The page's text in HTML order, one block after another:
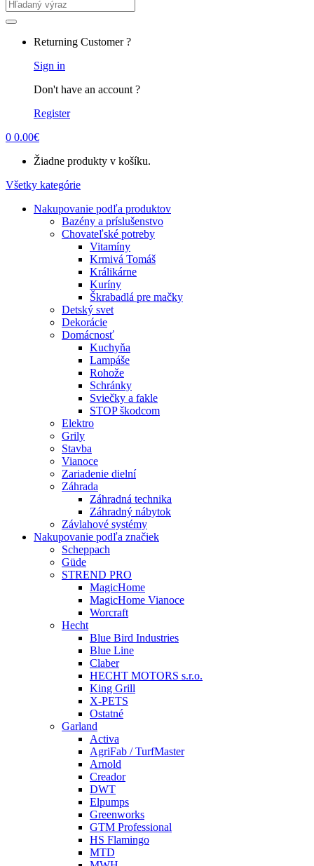
Returning Customer ?
Sign in
Don't have an account ?
Register
0 0.00€
Žiadne produkty v košíku.
Všetky kategórie
Nakupovanie podľa produktov
Bazény a príslušenstvo
Chovateľské potreby
Vitamíny
Krmivá Tomáš
Králikárne
Kuríny
Škrabadlá pre mačky
Detský svet
Dekorácie
Domácnosť
Kuchyňa
Lampáše
Rohože
Schránky
Sviečky a fakle
STOP škodcom
Elektro
Grily
Stavba
Vianoce
Zariadenie dielní
Záhrada
Záhradná technika
Záhradný nábytok
Závlahové systémy
Nakupovanie podľa značiek
Scheppach
Güde
STREND PRO
MagicHome
MagicHome Vianoce
Worcraft
Hecht
Blue Bird Industries
Blue Line
Claber
HECHT MOTORS s.r.o.
King Grill
X-PETS
Ostatné
Garland
Activa
AgriFab / TurfMaster
Arnold
Creador
DWT
Elpumps
Greenworks
GTM Professional
HS Flamingo
MTD